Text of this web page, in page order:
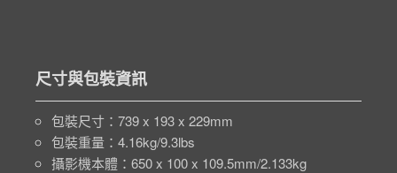
尺寸與包裝資訊
包裝尺寸：739 x 193 x 229mm
包裝重量：4.16kg/9.3lbs
攝影機本體：650 x 100 x 109.5mm/2.133kg